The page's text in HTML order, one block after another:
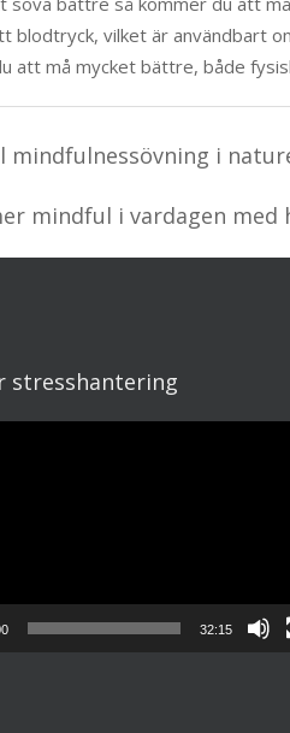
blodtryck, vilket är användbart
att må mycket bättre, både
mindfulnessövning i
mindful i vardagen med
stresshantering
32:15